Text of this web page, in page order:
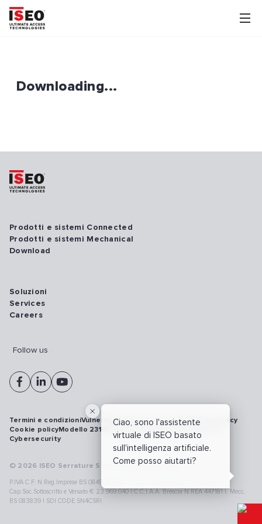
Downloading...
Ciao, sono l'assistente
virtuale di ISEO basato
sull'intelligenza artificiale.
Come posso aiutarti?
Prodotti e sistemi Connected
Prodotti e sistemi Mechanical
Download
Soluzioni
Services
Careers
Follow us
© 2026 ISEO Serrature S.p.A. All right reserved
P.IVA C.F. N.Reg.Imprese BS 08499190018 | Cap.Soc.Deliberato € 24.340.965 |
Cap.Soc.Sottoscritto e Versato € 23.969.040 | C.C.I.A.A. Brescia N.REA 447181 |. Mecc.
BS 083839 | SDI CODE SN4CSRI
Termini e condizioniVulnerability disclosure policyPrivacy policy
Cookie policyModello 231WhistleblowingRichiamo prodotti
Cybersecurity